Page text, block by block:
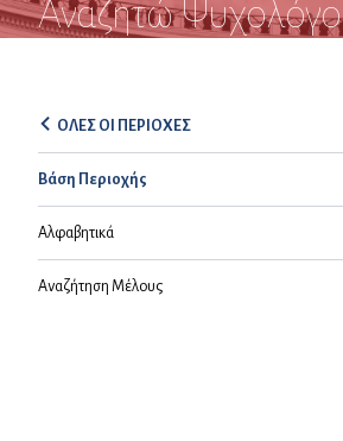
Αναζητώ Ψυχολόγο
ΟΛΕΣ ΟΙ ΠΕΡΙΟΧΕΣ
Βάση Περιοχής
Αλφαβητικά
Αναζήτηση Μέλους